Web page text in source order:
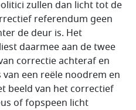
zullen dan licht tot de
referendum geen
de deur is. Het
daarmee aan de twee
correctie achteraf en
een reële noodrem en
beeld van het correctief
of fopspeen licht